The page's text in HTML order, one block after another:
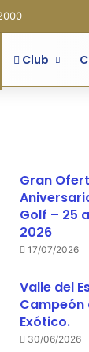
Club
Gran
Golf – 25
2026
17/07/2026
Valle del
Campeón
Exótico.
30/06/2026